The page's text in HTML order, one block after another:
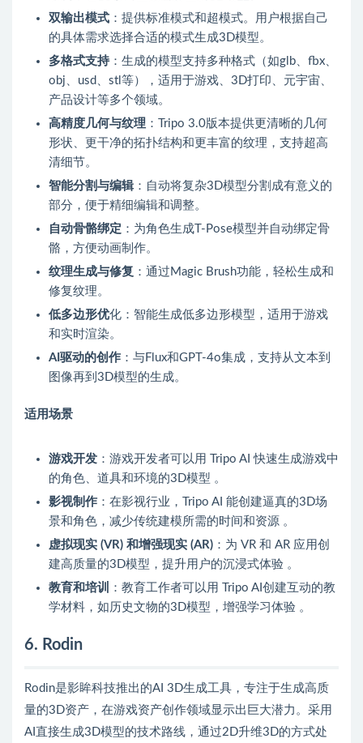
双输出模式 ：提供标准模式和超模式。用户根据自己
的具体需求选择合适的模式生成3D模型。
多格式支持：生成的模型支持多种格式（如glb、fbx、
obj、usd、stl等），适用于游戏、3D打印、元宇宙、
产品设计等多个领域。
高精度几何与纹理 ：Tripo 3.0版本提供更清晰的几何
形状、更干净的拓扑结构和更丰富的纹理，支持超高
清细节。
智能分割与编辑：自动将复杂3D模型分割成有意义的
部分，便于精细编辑和调整。
自动骨骼绑定 ：为角色生成T-Pose模型并自动绑定骨
骼，方便动画制作。
纹理生成与修复 ：通过Magic Brush功能，轻松生成和
修复纹理。
低多边形优化：智能生成低多边形模型，适用于游戏
和实时渲染。
AI驱动的创作 ：与Flux和GPT-4o集成，支持从文本到
图像再到3D模型的生成。
适用场景
游戏开发 ：游戏开发者可以用 Tripo AI 快速生成游戏中
的角色、道具和环境的3D模型 。
影视制作 ：在影视行业，Tripo AI 能创建逼真的3D场
景和角色，减少传统建模所需的时间和资源 。
虚拟现实 (VR) 和增强现实 (AR) ：为 VR 和 AR 应用创
建高质量的3D模型，提升用户的沉浸式体验 。
教育和培训
：教育工作者可以用 Tripo AI创建互动的教
学材料，如历史文物的3D模型，增强学习体验 。
6. Rodin
Rodin是影眸科技推出的AI 3D生成工具，专注于生成高质
量的3D资产，在游戏资产创作领域显示出巨大潜力。采用
AI直接生成3D模型的技术路线，通过2D升维3D的方式处